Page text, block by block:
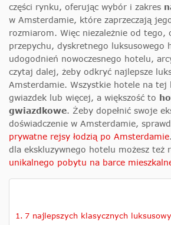
części rynku, oferując wybór i zakres
w Amsterdamie, które zaprzeczają
rozmiarom. Więc niezależnie od tego,
przepychu, dyskretnego luksusowego
udogodnień nowoczesnego hotelu,
czytaj dalej, żeby odkryć najlepsze
Amsterdamie. Wszystkie hotele na tej
gwiazdek lub więcej, a większość to
gwiazdkowe. Żeby dopełnić swoje
doświadczenie w Amsterdamie,
prywatne rejsy łodzią po Amsterdamie
dla ekskluzywnego hotelu możesz też
unikalnego pobytu na barce
7 najlepszych klasycznych